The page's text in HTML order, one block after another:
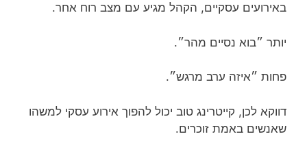
באירועים עסקיים, הקהל מגיע עם מצב רוח אחר.
יותר ״בוא נסיים מהר״.
פחות ״איזה ערב מרגש״.
דווקא לכן, קייטרינג טוב יכול להפוך אירוע עסקי למשהו
שאנשים באמת זוכרים.